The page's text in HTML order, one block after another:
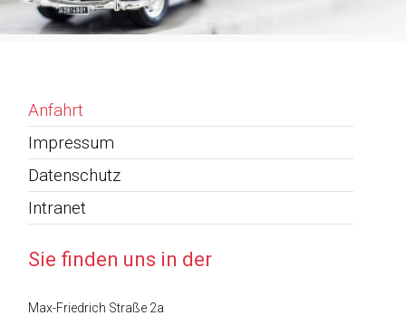
Anfahrt
Impressum
Datenschutz
Intranet
Sie finden uns in der
Max-Friedrich Straße 2a